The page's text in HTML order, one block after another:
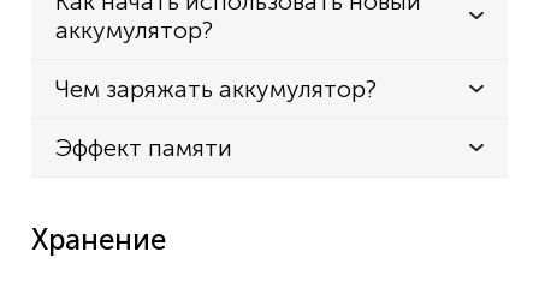
аккумулятор?
Чем заряжать аккумулятор?
Эффект памяти
Хранение